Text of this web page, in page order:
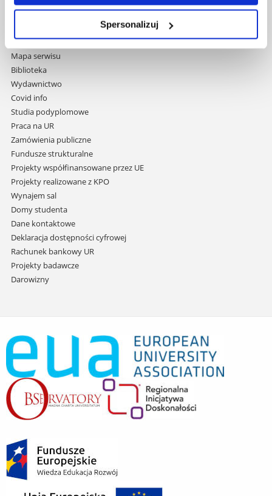
Spersonalizuj
35-959 Rzeszów
Pomiń
nawigację
i
przejdź
do
treści
Polityka prywatności
Mapa serwisu
Biblioteka
Wydawnictwo
Covid info
Studia podyplomowe
Praca na UR
Zamówienia publiczne
Fundusze strukturalne
Projekty współfinansowane przez UE
Projekty realizowane z KPO
Wynajem sal
Domy studenta
Dane kontaktowe
Deklaracja dostępności cyfrowej
Rachunek bankowy UR
Projekty badawcze
Darowizny